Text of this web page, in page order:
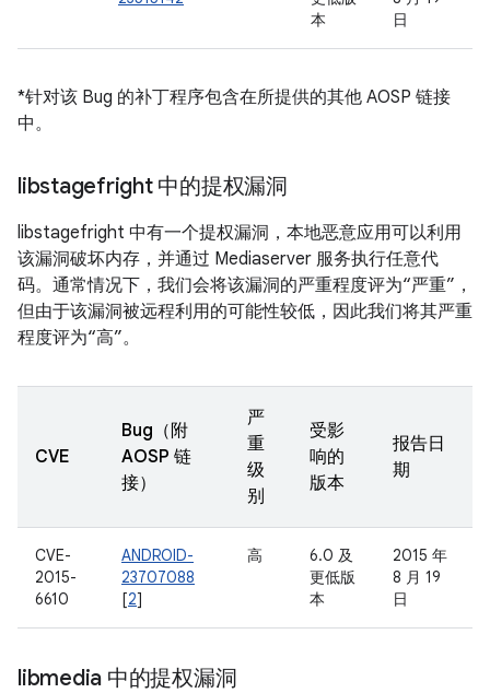
本
日
*针对该 Bug 的补丁程序包含在所提供的其他 AOSP 链接
中。
libstagefright 中的提权漏洞
libstagefright 中有一个提权漏洞，本地恶意应用可以利用
该漏洞破坏内存，并通过 Mediaserver 服务执行任意代
码。通常情况下，我们会将该漏洞的严重程度评为“严重”，
但由于该漏洞被远程利用的可能性较低，因此我们将其严重
程度评为“高”。
CVE
Bug（附
AOSP 链
接）
严
重
级
别
受影
响的
版本
报告日
期
CVE-
2015-
6610
ANDROID-
23707088
[2]
高
6.0 及
更低版
本
2015 年
8 月 19
日
libmedia 中的提权漏洞